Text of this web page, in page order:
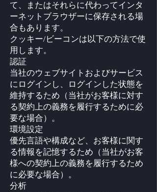
て、またはそれらに代わってインタ
ーネットブラウザーに保存される場
合もあります。
クッキー/ビーコンは以下の方法で使
用します。
認証
当社のウェブサイトおよびサービス
にログインし、ログインした状態を
維持するため（当社がお客様に対す
る契約上の義務を履行するために必
要な場合）。
環境設定
優先言語や構成など、お客様に関す
る情報を記憶するため（当社がお客
様への契約上の義務を履行するため
に必要な場合）。
分析